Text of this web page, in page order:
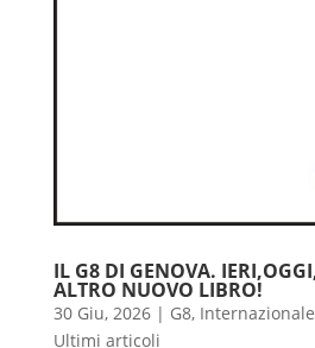
IL G8 DI GENOVA.
ALTRO NUOVO LIBRO!
30 Giu, 2026| G8, Internazionale
Ultimi articoli